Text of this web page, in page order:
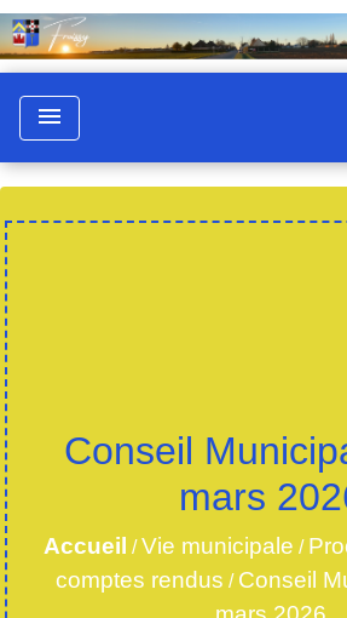
menu
Conseil
mars
Accueil /Vie municipale /
comptes rendus / Conseil